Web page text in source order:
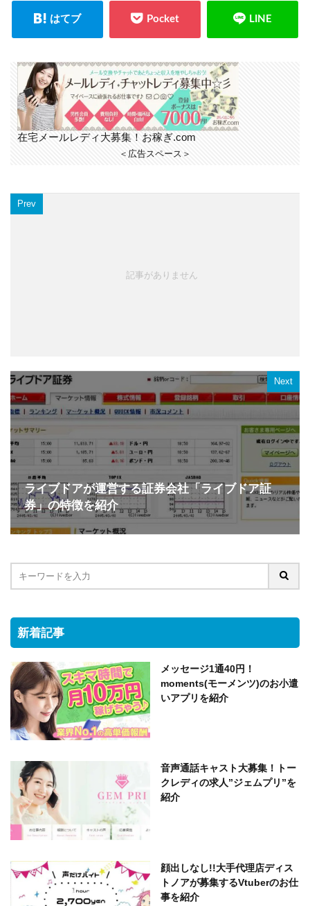
在宅メールレディ大募集！お稼ぎ.com
＜広告スペース＞
Prev
記事がありません
Next
ライブドアが運営する証券会社「ライブドア証
券」の特徴を紹介
新着記事
メッセージ1通40円！
moments(モーメンツ)のお小遣
いアプリを紹介
音声通話キャスト大募集！トー
クレディの求人”ジェムプリ”を
紹介
顔出しなし!!大手代理店ディス
トノアが募集するVtuberのお仕
事を紹介